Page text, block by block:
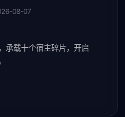
08-07
承载十个宿主碎片，开启